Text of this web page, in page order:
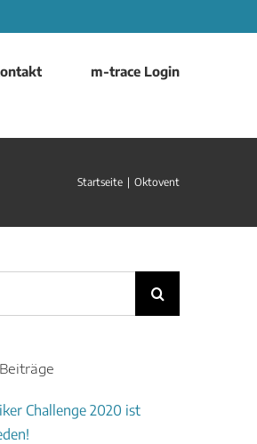
m-trace Login
Startseite | Oktovent
Challenge 2020 ist